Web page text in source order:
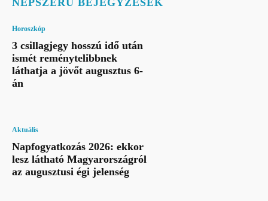
Horoszkóp
3 csillagjegy hosszú idő után
ismét reménytelibbnek
láthatja a jövőt augusztus 6-
án
Aktuális
Napfogyatkozás 2026: ekkor
lesz látható Magyarországról
az augusztusi égi jelenség